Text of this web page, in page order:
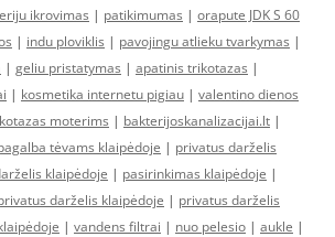
ikrovimas | patikimumas | orapute JDK S 60
| indu ploviklis | pavojingu atlieku tvarkymas |
| geliu pristatymas | apatinis trikotazas |
| kosmetika internetu pigiau | valentino dienos
moterims | bakterijoskanalizacijai.lt |
tėvams klaipėdoje | privatus darželis
klaipėdoje | pasirinkimas klaipėdoje |
darželis klaipėdoje | privatus darželis
| vandens filtrai | nuo pelesio | aukle |